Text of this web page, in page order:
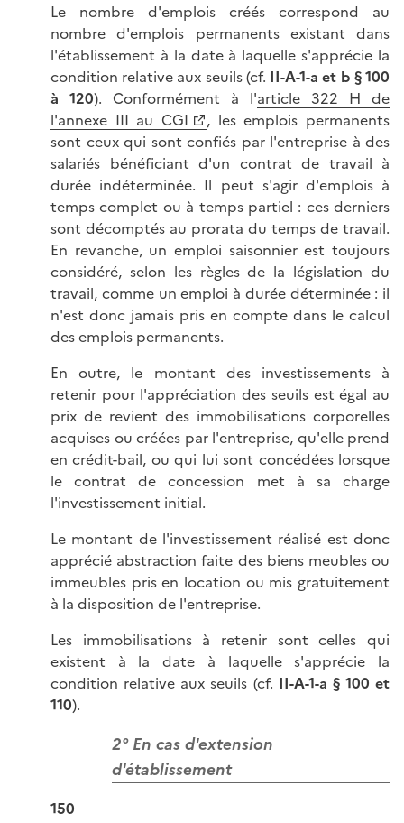
Le nombre d'emplois créés correspond au
nombre d'emplois permanents existant dans
l'établissement à la date à laquelle s'apprécie la
condition relative aux seuils (cf. II-A-1-a et b § 100
à 120). Conformément à l'article 322 H de
l'annexe III au CGI
, les emplois permanents
sont ceux qui sont confiés par l'entreprise à des
salariés bénéficiant d'un contrat de travail à
durée indéterminée. Il peut s'agir d'emplois à
temps complet ou à temps partiel : ces derniers
sont décomptés au prorata du temps de travail.
En revanche, un emploi saisonnier est toujours
considéré, selon les règles de la législation du
travail, comme un emploi à durée déterminée : il
n'est donc jamais pris en compte dans le calcul
des emplois permanents.
En outre, le montant des investissements à
retenir pour l'appréciation des seuils est égal au
prix de revient des immobilisations corporelles
acquises ou créées par l'entreprise, qu'elle prend
en crédit-bail, ou qui lui sont concédées lorsque
le contrat de concession met à sa charge
l'investissement initial.
Le montant de l'investissement réalisé est donc
apprécié abstraction faite des biens meubles ou
immeubles pris en location ou mis gratuitement
à la disposition de l'entreprise.
Les immobilisations à retenir sont celles qui
existent à la date à laquelle s'apprécie la
condition relative aux seuils (cf. II-A-1-a § 100 et
110).
2° En cas d'extension
d'établissement
150